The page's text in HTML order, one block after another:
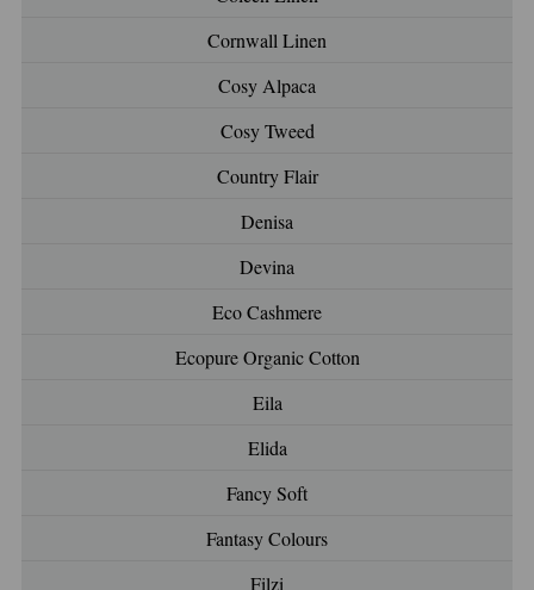
Cornwall Linen
Cosy Alpaca
Cosy Tweed
Country Flair
Denisa
Devina
Eco Cashmere
Ecopure Organic Cotton
Eila
Elida
Fancy Soft
Fantasy Colours
Filzi